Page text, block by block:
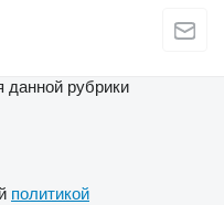
рубрики
политикой